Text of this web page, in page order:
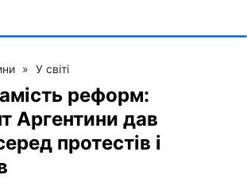
» У світі
реформ:
Аргентини дав
протестів і